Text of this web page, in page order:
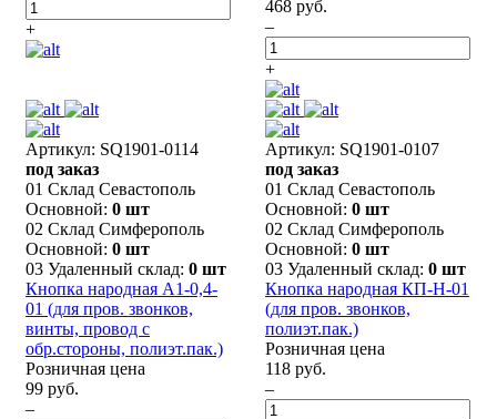
+
468 руб.
–
+
Артикул: SQ1901-0114
под заказ
01 Склад Севастополь
Основной: 0 шт
02 Склад Симферополь
Основной: 0 шт
03 Удаленный склад: 0 шт
Кнопка народная А1-0,4-
01 (для пров. звонков,
винты, провод с
обр.стороны, полиэт.пак.)
Розничная цена
99 руб.
–
Артикул: SQ1901-0107
под заказ
01 Склад Севастополь
Основной: 0 шт
02 Склад Симферополь
Основной: 0 шт
03 Удаленный склад: 0 шт
Кнопка народная КП-Н-01
(для пров. звонков,
полиэт.пак.)
Розничная цена
118 руб.
–